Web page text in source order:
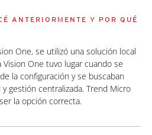
ANTERIORMENTE Y POR QUÉ
One, se utilizó una solución local
One tuvo lugar cuando se
la configuración y se buscaban
gestión centralizada. Trend Micro
la opción correcta.